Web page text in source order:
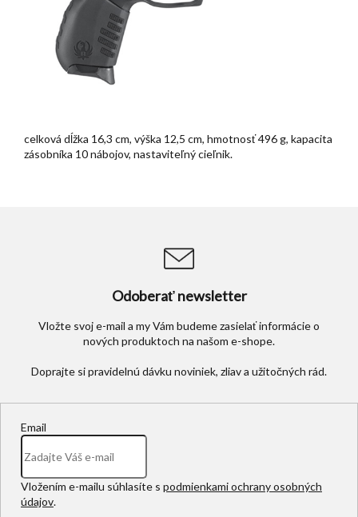
celková dĺžka 16,3 cm, výška 12,5 cm, hmotnosť 496 g, kapacita
zásobníka 10 nábojov, nastaviteľný cieľnik.
Odoberať newsletter
Vložte svoj e-mail a my Vám budeme zasielať informácie o
nových produktoch na našom e-shope.
Email
Vložením e-mailu súhlasíte s podmienkami ochrany osobných
údajov.